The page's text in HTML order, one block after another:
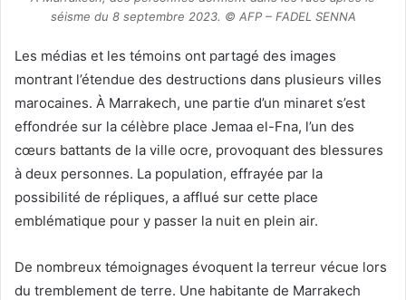
séisme du 8 septembre 2023. © AFP – FADEL SENNA
Les médias et les témoins ont partagé des images
montrant l’étendue des destructions dans plusieurs villes
marocaines. À Marrakech, une partie d’un minaret s’est
effondrée sur la célèbre place Jemaa el-Fna, l’un des
cœurs battants de la ville ocre, provoquant des blessures
à deux personnes. La population, effrayée par la
possibilité de répliques, a afflué sur cette place
emblématique pour y passer la nuit en plein air.
De nombreux témoignages évoquent la terreur vécue lors
du tremblement de terre. Une habitante de Marrakech